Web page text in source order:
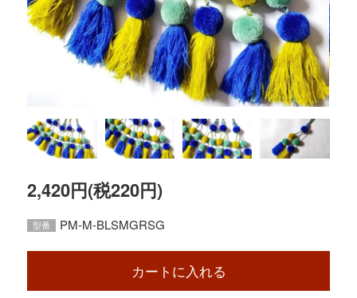
2,420円(税220円)
型番 PM-M-BLSMGRSG
カートに入れる